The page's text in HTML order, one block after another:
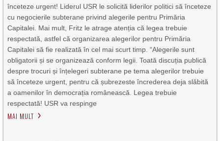
înceteze urgent! Liderul USR le solicită liderilor politici să înceteze
cu negocierile subterane privind alegerile pentru Primăria
Capitalei. Mai mult, Fritz le atrage atenția că legea trebuie
respectată, astfel că organizarea alegerilor pentru Primăria
Capitalei să fie realizată în cel mai scurt timp. “Alegerile sunt
obligatorii și se organizează conform legii. Toată discuția publică
despre trocuri și înțelegeri subterane pe tema alegerilor trebuie
să înceteze urgent, pentru că șubrezeste încrederea deja slăbită
a oamenilor în democrația românească. Legea trebuie
respectată! USR va respinge
MAI MULT